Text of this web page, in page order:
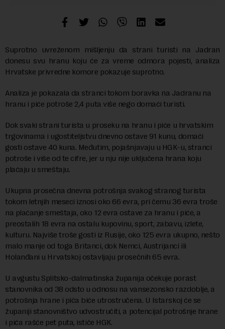
Suprotno uvreženom mišljenju da strani turisti na Jadran
donesu svu hranu koju će za vreme odmora pojesti, analiza
Hrvatske privredne komore pokazuje suprotno.
Analiza je pokazala da stranci tokom boravka na Jadranu na
hranu i piće potroše 2,4 puta više nego domaći turisti.
Dok svaki strani turista u proseku na hranu i piće u hrvatskim
trgovinama i ugostiteljstvu dnevno ostave 91 kunu, domaći
gosti ostave 40 kuna. Međutim, pojašnjavaju u HGK-u, stranci
potroše i više od te cifre, jer u nju nije uključena hrana koju
plaćaju u smeštaju.
Ukupna prosečna dnevna potrošnja svakog stranog turista
tokom letnjih meseci iznosi oko 66 evra, pri čemu 36 evra troše
na plaćanje smeštaja, oko 12 evra ostave za hranu i piće, a
preostalih 18 evra na ostalu kupovinu, sport, zabavu, izlete,
kulturu. Najviše troše gosti iz Rusije, oko 125 evra ukupno, nešto
malo manje od toga Britanci, dok Nemci, Austrijanci ili
Holanđani u Hrvatskoj ostavljaju prosečnih 65 evra.
U avgustu Splitsko-dalmatinska županija očekuje porast
stanovnika od 38 odsto u odnosu na vansezonsko razdoblje, a
potrošnja hrane i pića biće utrostručena. U Istarskoj će se
županiji stanovništvo udvostručiti, a potencijal potrošnje hrane
i pića rašće pet puta, ističe HGK.